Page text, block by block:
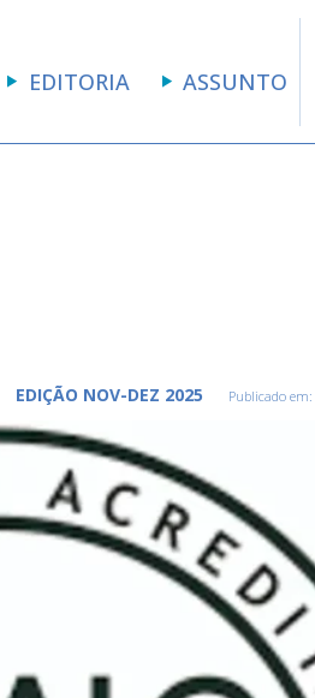
EDITORIA ASSUNTO
EDIÇÃO NOV-DEZ 2025 Publicado em: